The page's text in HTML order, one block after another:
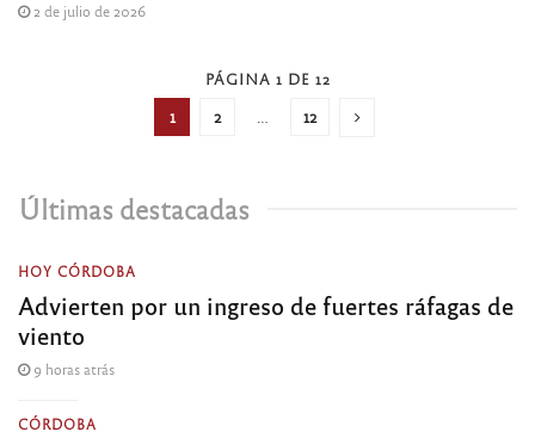
2 de julio de 2026
PÁGINA 1 DE 12
1 2 12
Últimas destacadas
HOY CÓRDOBA
Advierten por un ingreso de fuertes ráfagas de
viento
9 horas atrás
CÓRDOBA